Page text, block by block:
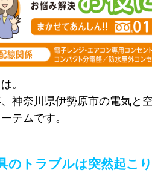
。
神奈川県伊勢原市の電気と
テムです。
のトラブルは突然起こ